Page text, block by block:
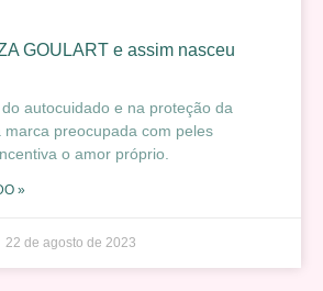
GOULART e assim nasceu
autocuidado e na proteção da
marca preocupada com peles
o amor próprio.
»
22 de agosto de 2023